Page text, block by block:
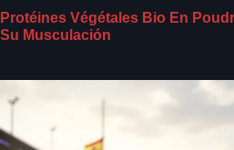
Protéines Végétales Bio En
Su Musculación